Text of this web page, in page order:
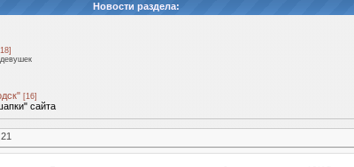
Новости раздела:
[16]
сайта
21